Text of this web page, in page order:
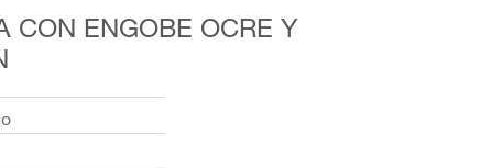
CON ENGOBE OCRE Y